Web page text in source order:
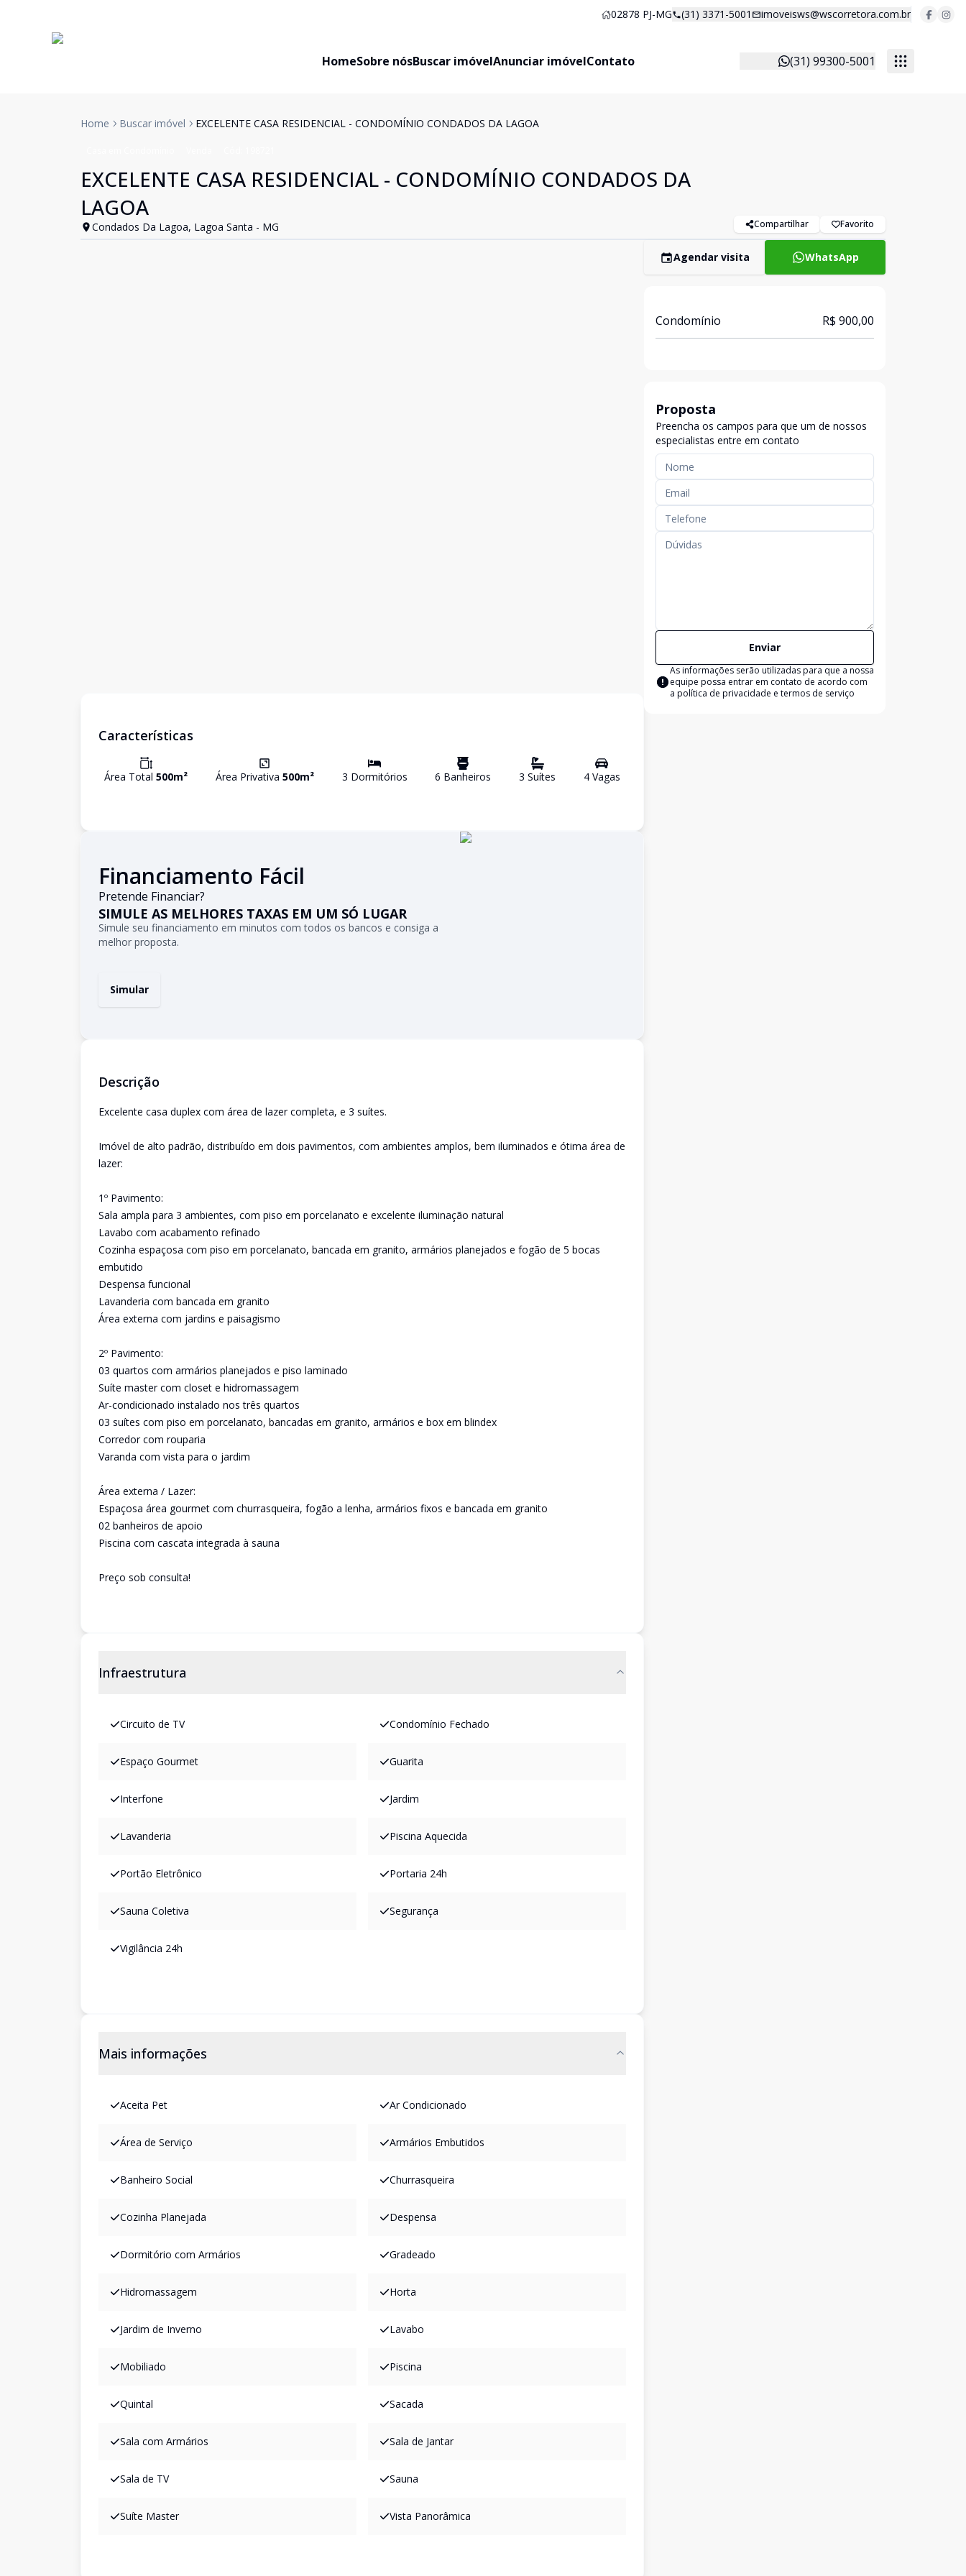
02878 PJ-MG (31) 3371-5001 imoveisws@wscorretora.com.br
HomeSobre nósBuscar imóvelAnunciar imóvelContato (31) 99300-5001
Home Buscar imóvel EXCELENTE CASA RESIDENCIAL - CONDOMÍNIO CONDADOS DA LAGOA
EXCELENTE CASA RESIDENCIAL - CONDOMÍNIO CONDADOS DA
LAGOA
Condados Da Lagoa, Lagoa Santa - MG Compartilhar Favorito
Características
Área Total 500m² Área Privativa 500m² 3 Dormitórios 6 Banheiros 3 Suítes 4Vagas
Financiamento Fácil
Pretende Financiar?
SIMULE AS MELHORES TAXAS EM UM SÓ LUGAR
Simule seu financiamento em minutos com todos os bancos e consiga a
melhor proposta.
Simular
Descrição
Excelente casa duplex com área de lazer completa, e 3 suítes.
Imóvel de alto padrão, distribuído em dois pavimentos, com ambientes amplos, bem iluminados e ótima área de
lazer:
1º Pavimento:
Sala ampla para 3 ambientes, com piso em porcelanato e excelente iluminação natural
Lavabo com acabamento refinado
Cozinha espaçosa com piso em porcelanato, bancada em granito, armários planejados e fogão de 5 bocas
embutido
Despensa funcional
Lavanderia com bancada em granito
Área externa com jardins e paisagismo
2º Pavimento:
03 quartos com armários planejados e piso laminado
Suíte master com closet e hidromassagem
Ar-condicionado instalado nos três quartos
03 suítes com piso em porcelanato, bancadas em granito, armários e box em blindex
Corredor com rouparia
Varanda com vista para o jardim
Área externa / Lazer:
Espaçosa área gourmet com churrasqueira, fogão a lenha, armários fixos e bancada em granito
02 banheiros de apoio
Piscina com cascata integrada à sauna
Preço sob consulta!
Infraestrutura
Circuito de TV Condomínio Fechado
Espaço Gourmet Guarita
Interfone Jardim
Lavanderia Piscina Aquecida
Portão Eletrônico Portaria 24h
Sauna Coletiva Segurança
Vigilância 24h
Mais informações
Aceita Pet Ar Condicionado
Área de Serviço Armários Embutidos
Banheiro Social Churrasqueira
Cozinha Planejada Despensa
Dormitório com Armários Gradeado
Hidromassagem Horta
Jardim de Inverno Lavabo
Mobiliado Piscina
Quintal Sacada
Sala com Armários Sala de Jantar
Sala de TV Sauna
Suíte Master Vista Panorâmica
Agendar visita WhatsApp
Condomínio R$ 900,00
Proposta
Preencha os campos para que um de nossos
especialistas entre em contato
Enviar
As informações serão utilizadas para que a nossa
equipe possa entrar em contato de acordo com
a política de privacidade e termos de serviço